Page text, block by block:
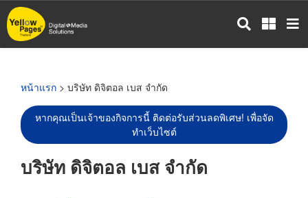
ข้าม
ไป
หน้าแรก > บริษัท ดิจิตอล เบส จำกัด
หากคุณเป็นเจ้าของกิจการนี้ ติดต่อรับส่วนลดพิเศษ! เพื่อจัด
ทำเว็บไซต์
บริษัท ดิจิตอล เบส จำกัด